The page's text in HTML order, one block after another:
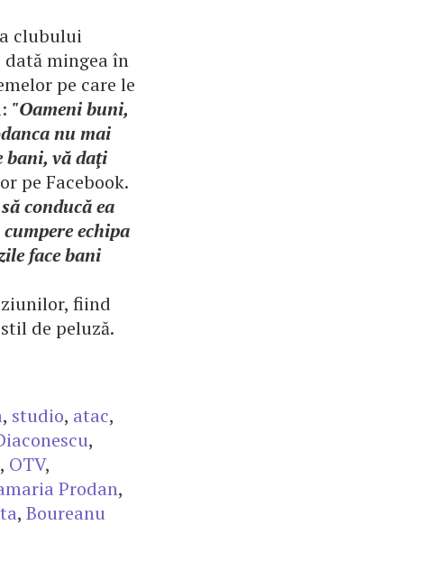
clubului
mingea în
pe care le
"Oameni buni,
nu mai
bani, vă daţi
pe Facebook.
conducă ea
echipa
face bani
fiind
de peluză.
, studio, atac,
,
, OTV,
Prodan,
, Boureanu